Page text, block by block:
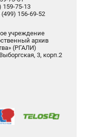
159-75-13
156-69-52
учреждение
архив
(РГАЛИ)
3, корп.2